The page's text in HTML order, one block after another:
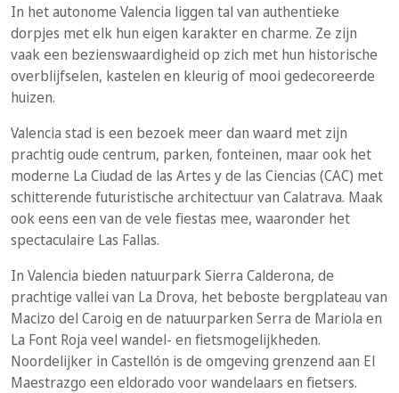
In het autonome Valencia liggen tal van authentieke
dorpjes met elk hun eigen karakter en charme. Ze zijn
vaak een bezienswaardigheid op zich met hun historische
overblijfselen, kastelen en kleurig of mooi gedecoreerde
huizen.
Valencia stad is een bezoek meer dan waard met zijn
prachtig oude centrum, parken, fonteinen, maar ook het
moderne La Ciudad de las Artes y de las Ciencias (CAC) met
schitterende futuristische architectuur van Calatrava. Maak
ook eens een van de vele fiestas mee, waaronder het
spectaculaire Las Fallas.
In Valencia bieden natuurpark Sierra Calderona, de
prachtige vallei van La Drova, het beboste bergplateau van
Macizo del Caroig en de natuurparken Serra de Mariola en
La Font Roja veel wandel- en fietsmogelijkheden.
Noordelijker in Castellón is de omgeving grenzend aan El
Maestrazgo een eldorado voor wandelaars en fietsers.